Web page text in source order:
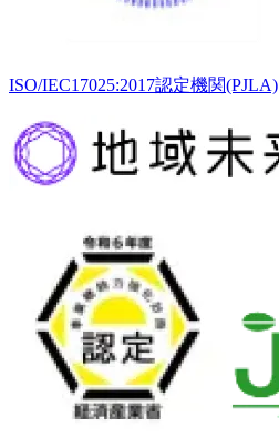
ISO/IEC17025:2017認定機関(PJLA)